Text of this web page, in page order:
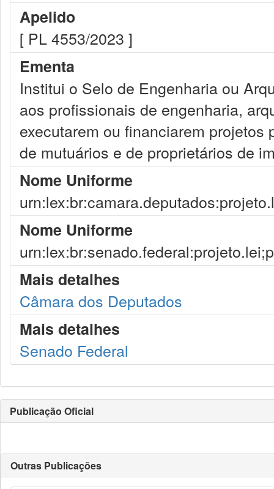
Apelido
[ PL 4553/2023 ]
Ementa
Institui o Selo de Engenharia ou
aos profissionais de engenharia,
executarem ou financiarem
de mutuários e de proprietários de
Nome Uniforme
Nome Uniforme
Mais detalhes
Câmara dos Deputados
Mais detalhes
Senado Federal
Publicação Oficial
Outras Publicações